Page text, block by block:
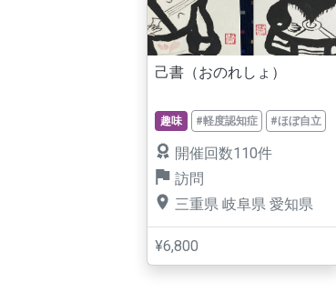
己書（おのれしょ）
趣味 #軽度認知症 #ほぼ自立
開催回数110件
訪問
三重県 岐阜県 愛知県
¥6,800